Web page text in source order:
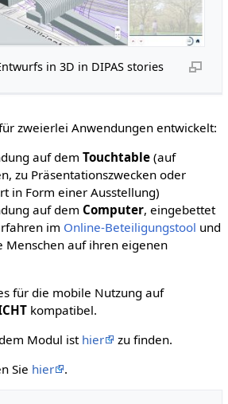
in 3D in DIPAS stories
zweierlei Anwendungen entwickelt:
auf demTouchtable (auf
zu Präsentationszwecken oder
in Form einer Ausstellung)
auf dem Computer, eingebettet
im Online-Beteiligungstool und
Menschen auf ihren eigenen
für die mobile Nutzung auf
kompatibel.
Modul isthier
zu finden.
Sie hier .